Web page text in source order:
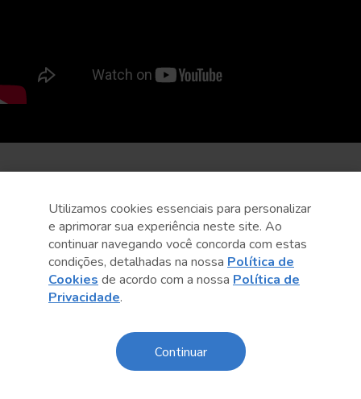
Utilizamos cookies essenciais para personalizar
e aprimorar sua experiência neste site. Ao
continuar navegando você concorda com estas
condições, detalhadas na nossa Política de
Cookies de acordo com a nossa Política de
Privacidade.
Continuar